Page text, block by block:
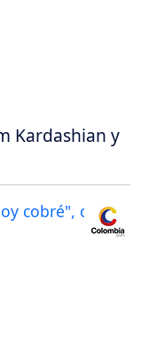
Kardashian y